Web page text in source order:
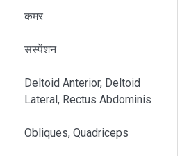
कमर
सस्पेंशन
Deltoid Anterior, Deltoid
Lateral, Rectus Abdominis
Obliques, Quadriceps